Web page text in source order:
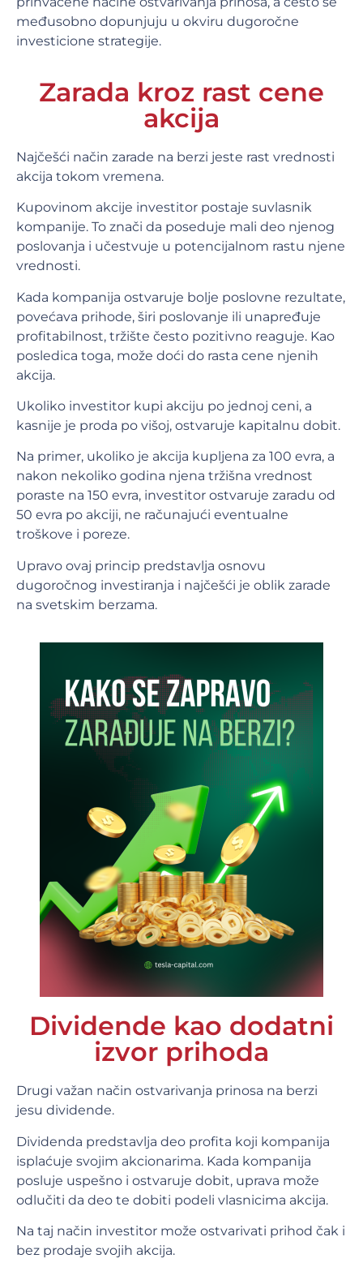
međusobno dopunjuju u okviru dugoročne
investicione strategije.
Zarada kroz rast cene
akcija
Najčešći način zarade na berzi jeste rast vrednosti
akcija tokom vremena.
Kupovinom akcije investitor postaje suvlasnik
kompanije. To znači da poseduje mali deo njenog
poslovanja i učestvuje u potencijalnom rastu njene
vrednosti.
Kada kompanija ostvaruje bolje poslovne rezultate,
povećava prihode, širi poslovanje ili unapređuje
profitabilnost, tržište često pozitivno reaguje. Kao
posledica toga, može doći do rasta cene njenih
akcija.
Ukoliko investitor kupi akciju po jednoj ceni, a
kasnije je proda po višoj, ostvaruje kapitalnu dobit.
Na primer, ukoliko je akcija kupljena za 100 evra, a
nakon nekoliko godina njena tržišna vrednost
poraste na 150 evra, investitor ostvaruje zaradu od
50 evra po akciji, ne računajući eventualne
troškove i poreze.
Upravo ovaj princip predstavlja osnovu
dugoročnog investiranja i najčešći je oblik zarade
na svetskim berzama.
Dividende kao dodatni
izvor prihoda
Drugi važan način ostvarivanja prinosa na berzi
jesu dividende.
Dividenda predstavlja deo profita koji kompanija
isplaćuje svojim akcionarima. Kada kompanija
posluje uspešno i ostvaruje dobit, uprava može
odlučiti da deo te dobiti podeli vlasnicima akcija.
Na taj način investitor može ostvarivati prihod čak i
bez prodaje svojih akcija.